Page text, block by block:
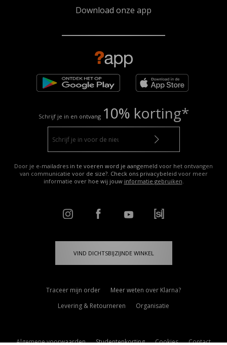
Download onze app
Schrijf je in en ontvang 10% korting*
Door je e-mailadres in te voeren word je aangemeld voor het ontvangen
van communicatie voor de size?. Check ons privacybeleid voor meer
informatie over hoe wij jouw informatie gebruiken.
VIND DICHTSBIJZIJNDE WINKEL
Traceer mijn order
Meer weten over Klarna?
Levering & Retourneren
Organisatie
Algemene voorwaarden Studentenkorting Cookies Contact